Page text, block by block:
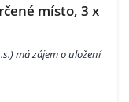
místo, 3 x
má zájem o uložení